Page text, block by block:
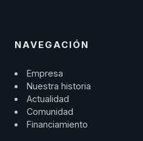
NAVEGACIÓN
Empresa
Nuestra historia
Actualidad
Comunidad
Financiamiento